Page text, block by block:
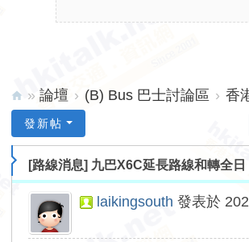
lk.
» 論壇 › (B) Bus 巴士討論區 › 香
發新帖
[路線消息] 九巴X6C延長路線和轉全日
laikingsouth 發表於